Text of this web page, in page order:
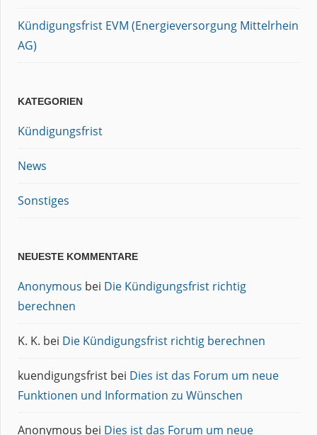
Kündigungsfrist EVM (Energieversorgung Mittelrhein
AG)
KATEGORIEN
Kündigungsfrist
News
Sonstiges
NEUESTE KOMMENTARE
Anonymous bei Die Kündigungsfrist richtig
berechnen
K. K. bei Die Kündigungsfrist richtig berechnen
kuendigungsfrist bei Dies ist das Forum um neue
Funktionen und Information zu Wünschen
Anonymous bei Dies ist das Forum um neue